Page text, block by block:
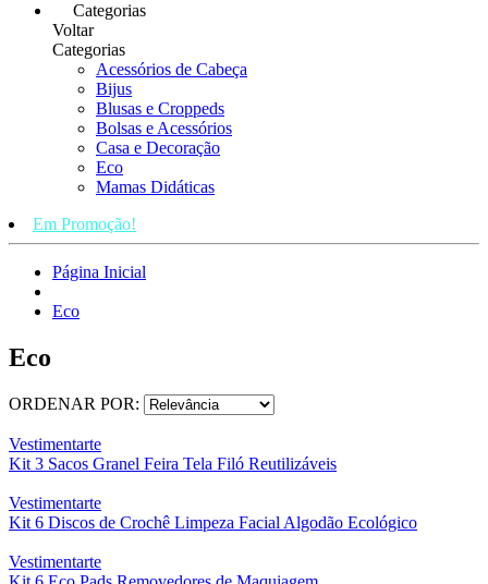
Categorias
Voltar
Categorias
Acessórios de Cabeça
Bijus
Blusas e Croppeds
Bolsas e Acessórios
Casa e Decoração
Eco
Mamas Didáticas
Em Promoção!
Página Inicial
Eco
Eco
ORDENAR POR:
Vestimentarte
Kit 3 Sacos Granel Feira Tela Filó Reutilizáveis
Vestimentarte
Kit 6 Discos de Crochê Limpeza Facial Algodão Ecológico
Vestimentarte